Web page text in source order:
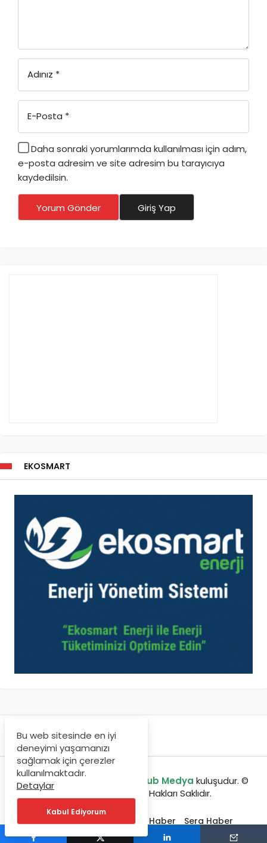
Adınız *
E-Posta *
Daha sonraki yorumlarımda kullanılması için adım,
e-posta adresim ve site adresim bu tarayıcıya
kaydedilsin.
Yorum Gönder Giriş Yap
EKOSMART
enerjibulteni.com bir GreenHub Medya kuluşudur. ©
Copyright 2020, Tüm Hakları Saklıdır.
Jeotermal Haber Sera Haber
Bu web sitesinde en iyi
deneyimi yaşamanızı
sağlamak için çerezler
kullanılmaktadır.
Detaylar
Kabul Ediyorum